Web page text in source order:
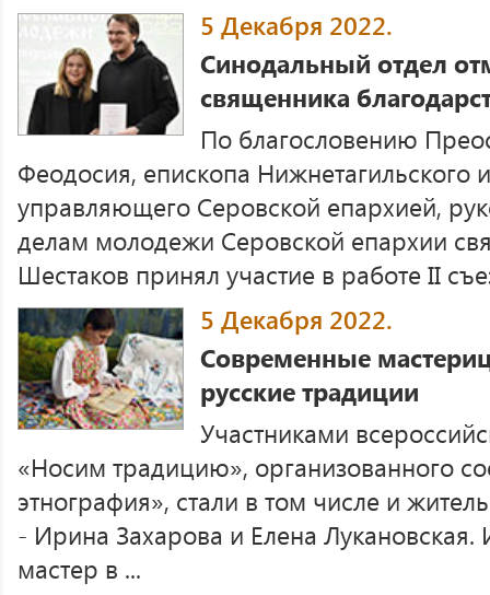
5 Декабря 2022.
Синодальный отдел
священника
По благословению
Феодосия, епископа Нижнетагильского
управляющего Серовской епархией,
делам молодежи Серовской епархии
Шестаков принял участие в работе II
5 Декабря 2022.
Современные
русские традиции
Участниками
«Носим традицию», организованного
этнография», стали в том числе и
- Ирина Захарова и Елена
мастер в ...